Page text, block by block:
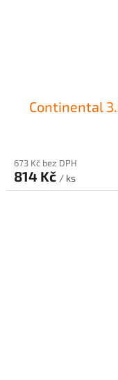
Continental
673 Kč bez DPH
814 Kč / ks